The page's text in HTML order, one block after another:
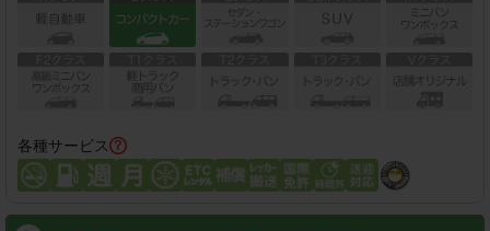
各種サービス